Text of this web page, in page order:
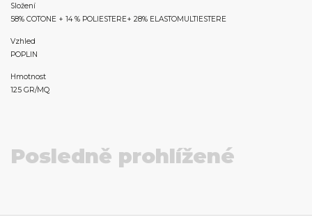
Složení
58% COTONE + 14 % POLIESTERE+ 28% ELASTOMULTIESTERE
Vzhled
POPLIN
Hmotnost
125 GR/MQ
Posledně prohlížené